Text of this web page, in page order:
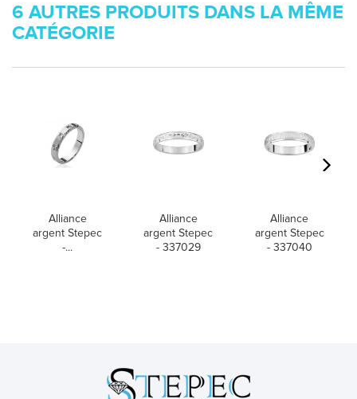
6 AUTRES PRODUITS DANS LA MÊME
CATÉGORIE
Alliance
argent Stepec
-...
Alliance
argent Stepec
- 337029
Alliance
argent Stepec
- 337040